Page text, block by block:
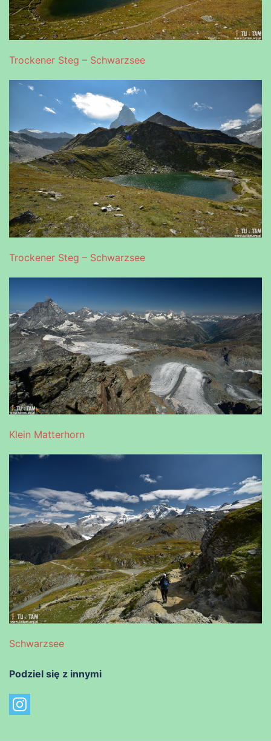
Trockener Steg – Schwarzsee
Trockener Steg – Schwarzsee
Klein Matterhorn
Schwarzsee
Podziel się z innymi